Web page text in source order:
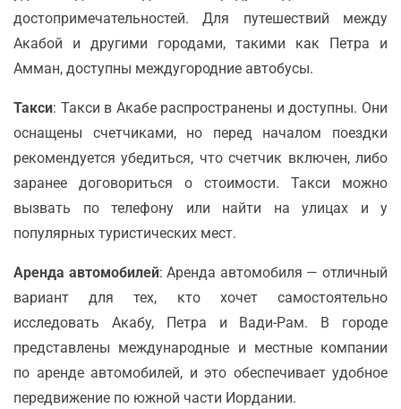
достопримечательностей. Для путешествий между
Акабой и другими городами, такими как Петра и
Амман, доступны междугородние автобусы.
Такси: Такси в Акабе распространены и доступны. Они
оснащены счетчиками, но перед началом поездки
рекомендуется убедиться, что счетчик включен, либо
заранее договориться о стоимости. Такси можно
вызвать по телефону или найти на улицах и у
популярных туристических мест.
Аренда автомобилей: Аренда автомобиля — отличный
вариант для тех, кто хочет самостоятельно
исследовать Акабу, Петра и Вади-Рам. В городе
представлены международные и местные компании
по аренде автомобилей, и это обеспечивает удобное
передвижение по южной части Иордании.